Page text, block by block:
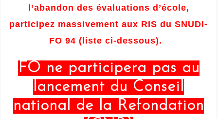
l’abandon des évaluations d’école,
participez massivement aux RIS du SNUDI-
FO 94 (liste ci-dessous).
FO ne participera pas au
lancement du Conseil
national de la Refondation